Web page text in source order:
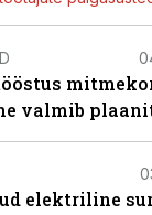
valmib
elektriline